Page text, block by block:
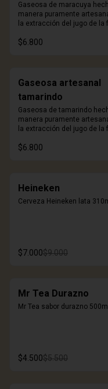
Gaseosa de maracuya
manera puramente
la extracción del jugo de la
añadida. 330ml.
$6.800
Gaseosa artesanal
tamarindo
Gaseosa de tamarindo
manera puramente
la extracción del jugo de la
añadida. 330ml.
$6.800
Heineken
Cerveza Heineken lata
$7.000$9.000
Mr Tea Durazno
Mr Tea sabor durazno
$4.500$5.500